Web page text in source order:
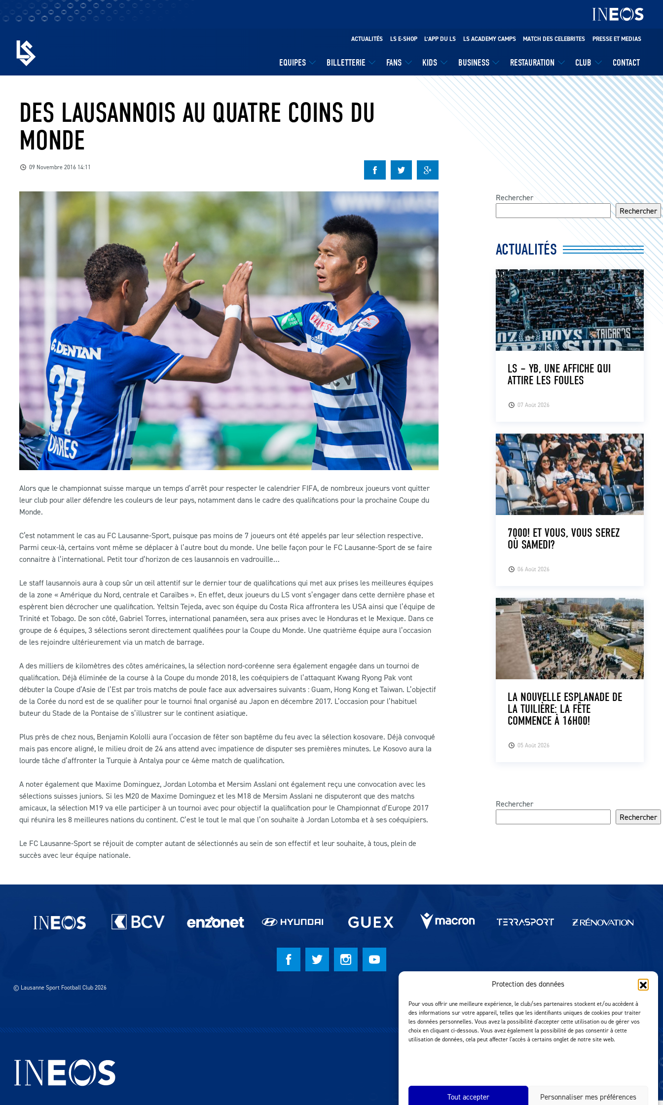
Protection des données
Pour vous offrir une meilleure expérience, le club/ses partenaires stockent et/ou accèdent à
des informations sur votre appareil, telles que les identifiants uniques de cookies pour traiter
les données personnelles. Vous avez la possibilité d'accepter cette utilisation ou de gérer vos
choix en cliquant ci-dessous. Vous avez également la possibilité de pas consentir à cette
utilisation de données, cela peut affecter l'accès à certains onglet de notre site web.
Tout accepter Personnaliser mes préférences
EQUIPES BILLETTERIE FANS KIDS BUSINESS RESTAURATION CLUB CONTACT
ACTUALITÉS LS E-SHOP L’APP DU LS LS ACADEMY CAMPS MATCH DES CELEBRITES PRESSE ET MEDIAS
DES LAUSANNOIS AU QUATRE COINS DU
MONDE
09 Novembre 2016 14:11
Alors que le championnat suisse marque un temps d’arrêt pour respecter le calendrier FIFA, de nombreux joueurs vont quitter
leur club pour aller défendre les couleurs de leur pays, notamment dans le cadre des qualifications pour la prochaine Coupe du
Monde.
C‘est notamment le cas au FC Lausanne-Sport, puisque pas moins de 7 joueurs ont été appelés par leur sélection respective.
Parmi ceux-là, certains vont même se déplacer à l’autre bout du monde. Une belle façon pour le FC Lausanne-Sport de se faire
connaitre à l’international. Petit tour d’horizon de ces lausannois en vadrouille…
Le staff lausannois aura à coup sûr un œil attentif sur le dernier tour de qualifications qui met aux prises les meilleures équipes
de la zone « Amérique du Nord, centrale et Caraïbes ». En effet, deux joueurs du LS vont s’engager dans cette dernière phase et
espèrent bien décrocher une qualification. Yeltsin Tejeda, avec son équipe du Costa Rica affrontera les USA ainsi que l’équipe de
Trinité et Tobago. De son côté, Gabriel Torres, international panaméen, sera aux prises avec le Honduras et le Mexique. Dans ce
groupe de 6 équipes, 3 sélections seront directement qualifiées pour la Coupe du Monde. Une quatrième équipe aura l’occasion
de les rejoindre ultérieurement via un match de barrage.
A des milliers de kilomètres des côtes américaines, la sélection nord-coréenne sera également engagée dans un tournoi de
qualification. Déjà éliminée de la course à la Coupe du monde 2018, les coéquipiers de l’attaquant Kwang Ryong Pak vont
débuter la Coupe d’Asie de l’Est par trois matchs de poule face aux adversaires suivants : Guam, Hong Kong et Taiwan. L’objectif
de la Corée du nord est de se qualifier pour le tournoi final organisé au Japon en décembre 2017. L’occasion pour l’habituel
buteur du Stade de la Pontaise de s’illustrer sur le continent asiatique.
Plus près de chez nous, Benjamin Kololli aura l’occasion de fêter son baptême du feu avec la sélection kosovare. Déjà convoqué
mais pas encore aligné, le milieu droit de 24 ans attend avec impatience de disputer ses premières minutes. Le Kosovo aura la
lourde tâche d’affronter la Turquie à Antalya pour ce 4ème match de qualification.
A noter également que Maxime Dominguez, Jordan Lotomba et Mersim Asslani ont également reçu une convocation avec les
sélections suisses juniors. Si les M20 de Maxime Dominguez et les M18 de Mersim Asslani ne disputeront que des matchs
amicaux, la sélection M19 va elle participer à un tournoi avec pour objectif la qualification pour le Championnat d’Europe 2017
qui réunira les 8 meilleures nations du continent. C’est le tout le mal que l’on souhaite à Jordan Lotomba et à ses coéquipiers.
Le FC Lausanne-Sport se réjouit de compter autant de sélectionnés au sein de son effectif et leur souhaite, à tous, plein de
succès avec leur équipe nationale.
Rechercher
Rechercher
ACTUALITÉS
07 Août 2026
LS – YB, UNE AFFICHE QUI
ATTIRE LES FOULES
06 Août 2026
7000! ET VOUS, VOUS SEREZ
OÙ SAMEDI?
05 Août 2026
LA NOUVELLE ESPLANADE DE
LA TUILIÈRE: LA FÊTE
COMMENCE À 16H00!
Rechercher
Rechercher
Partenaires du lausanne-Sport
© Lausanne Sport Football Club 2026